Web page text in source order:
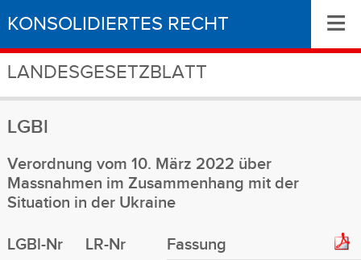
KONSOLIDIERTES RECHT
LANDESGESETZBLATT
≡
LGBl
Verordnung vom 10. März 2022 über
Massnahmen im Zusammenhang mit der
Situation in der Ukraine
LGBl-Nr LR-Nr
Fassung